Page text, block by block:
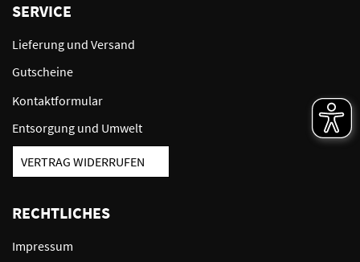
SERVICE
Lieferung und Versand
Gutscheine
Kontaktformular
Entsorgung und Umwelt
VERTRAG WIDERRUFEN
RECHTLICHES
Impressum